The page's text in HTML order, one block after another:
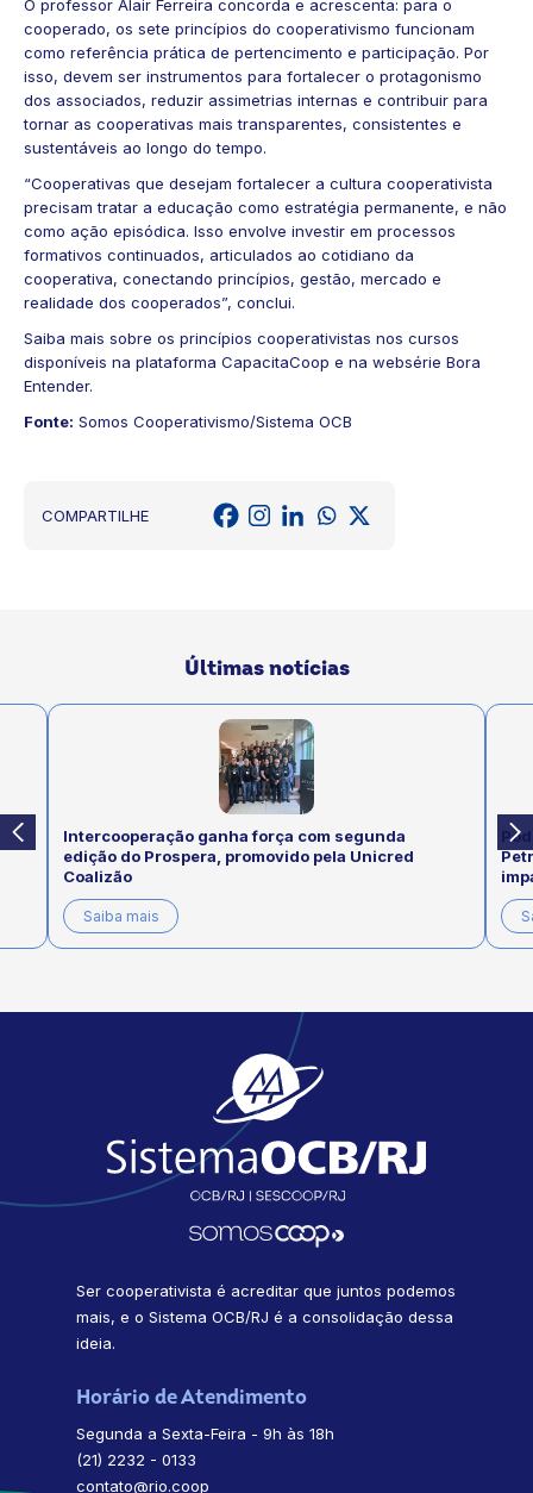
O professor Alair Ferreira concorda e acrescenta: para o
cooperado, os sete princípios do cooperativismo funcionam
como referência prática de pertencimento e participação. Por
isso, devem ser instrumentos para fortalecer o protagonismo
dos associados, reduzir assimetrias internas e contribuir para
tornar as cooperativas mais transparentes, consistentes e
sustentáveis ao longo do tempo.
“Cooperativas que desejam fortalecer a cultura cooperativista
precisam tratar a educação como estratégia permanente, e não
como ação episódica. Isso envolve investir em processos
formativos continuados, articulados ao cotidiano da
cooperativa, conectando princípios, gestão, mercado e
realidade dos cooperados”, conclui.
Saiba mais sobre os princípios cooperativistas nos cursos
disponíveis na plataforma CapacitaCoop e na websérie Bora
Entender.
Fonte: Somos Cooperativismo/Sistema OCB
COMPARTILHE
Últimas notícias
Intercooperação ganha força com segunda
edição do Prospera, promovido pela Unicred
Coalizão
Saiba mais
Ser cooperativista é acreditar que juntos podemos
mais, e o Sistema OCB/RJ é a consolidação dessa
ideia.
Horário de Atendimento
Segunda a Sexta-Feira - 9h às 18h
(21) 2232 - 0133
contato@rio.coop